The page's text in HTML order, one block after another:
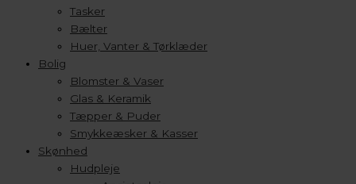
Tasker
Bælter
Huer, Vanter & Tørklæder
Bolig
Blomster & Vaser
Glas & Keramik
Tæpper & Puder
Smykkeæsker & Kasser
Skønhed
Hudpleje